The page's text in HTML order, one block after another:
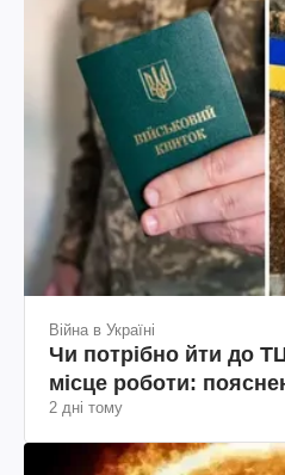
Війна в Україні
Чи потрібно йти до
місце роботи:
2 дні тому